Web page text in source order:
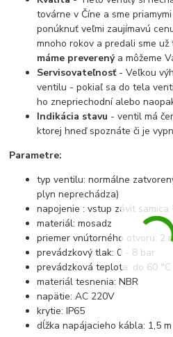
továrne v Číne a sme
ponúknuť veľmi zaujímavú
mnoho rokov a predali sme
máme preverenýa môžeme
Servisovateľnosť- Veľkou
ventilu - pokiaľ sa do tela
ho znepriechodní alebo
Indikácia stavu - ventil má
ktorej hneď spoznáte či je
Parametre:
typ ventilu: normálne
plyn neprechádza)
napojenie : vstup závit
materiál: mosadz
priemer vnútorného otvoru: 2
prevádzkový tlak: 0 - 8 bar
prevádzková teplota: do 60 °C
materiál tesnenia: NBR
napätie: AC 220V
krytie: IP65
dĺžka napájacieho kábla: 1,5 m